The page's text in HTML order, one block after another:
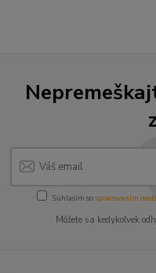
Súhlasím sospracovaním
Môžete sa kedykoľvek